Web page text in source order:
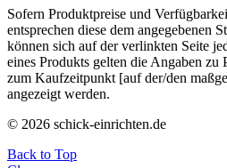
Sofern Produktpreise und
entsprechen diese dem angegebenen
können sich auf der verlinkten Seite
eines Produkts gelten die Angaben zu
zum Kaufzeitpunkt [auf der/den
angezeigt werden.
© 2026 schick-einrichten.de
Back to Top